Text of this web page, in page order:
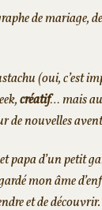
de mariage,
(oui, c’est
créatif… mais
de nouvelles
papa d’un petit
mon âme
et de découvrir.